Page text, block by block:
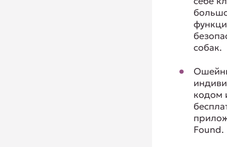
собак.
кодом
Found.